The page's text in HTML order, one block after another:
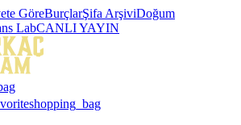
GöreBurçlarŞifa ArşiviDoğum
LabCANLI YAYIN
shopping_bag